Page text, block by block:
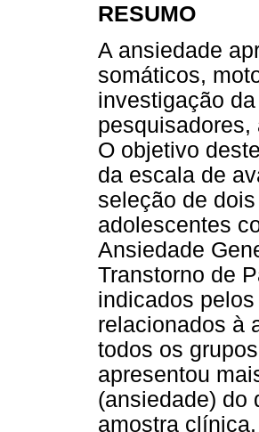
RESUMO
A ansiedade
somáticos,
investigação
O objetivo
da escala de
seleção de
adolescentes
Ansiedade
Transtorno de
indicados
relacionados à
todos os
apresentou
(ansiedade) do
amostra